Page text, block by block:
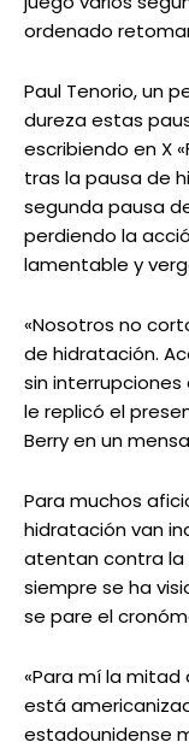
ordenado
Paul Tenorio, un
dureza estas
escribiendo en X
tras la pausa de
segunda pausa
perdiendo la
lamentable y
«Nosotros no
de hidratación.
sin interrupciones
le replicó el
Berry en un
Para muchos
hidratación van
atentan contra la
siempre se ha
se pare el
«Para mí la
está
estadounidense